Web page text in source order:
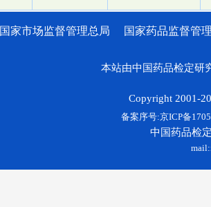
国家市场监督管理总局 国家药品监督管
本站由中国药品检定研
Copyright 2001-
备案序号:京ICP备
中国药品检